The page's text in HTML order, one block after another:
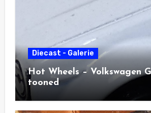
Diecast - Galerie
Hot Wheels – Volkswagen
tooned